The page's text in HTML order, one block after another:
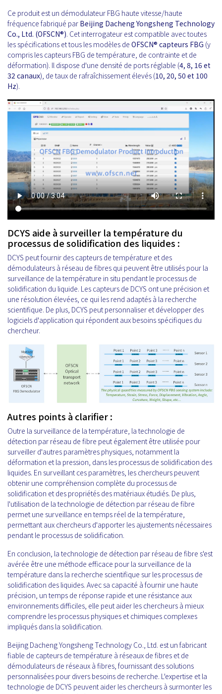
Ce produit est un démodulateur FBG haute vitesse/haute
fréquence fabriqué par Beijing Dacheng Yongsheng Technology
Co., Ltd. (OFSCN®). Cet interrogateur est compatible avec toutes
les spécifications et tous les modèles de OFSCN® capteurs FBG (y
compris les capteurs FBG de température, de contrainte et de
déformation). Il dispose d'une densité de ports réglable (4, 8, 16 et
32 canaux), de taux de rafraîchissement élevés (10, 20, 50 et 100
Hz).
DCYS aide à surveiller la température du
processus de solidification des liquides :
DCYS peut fournir des capteurs de température et des
démodulateurs à réseau de fibres qui peuvent être utilisés pour la
surveillance de la température in situ pendant le processus de
solidification du liquide. Les capteurs de DCYS ont une précision et
une résolution élevées, ce qui les rend adaptés à la recherche
scientifique. De plus, DCYS peut personnaliser et développer des
logiciels d'application qui répondent aux besoins spécifiques du
chercheur.
Autres points à clarifier :
Outre la surveillance de la température, la technologie de
détection par réseau de fibre peut également être utilisée pour
surveiller d'autres paramètres physiques, notamment la
déformation et la pression, dans les processus de solidification des
liquides. En surveillant ces paramètres, les chercheurs peuvent
obtenir une compréhension complète du processus de
solidification et des propriétés des matériaux étudiés. De plus,
l'utilisation de la technologie de détection par réseau de fibre
permet une surveillance en temps réel de la température,
permettant aux chercheurs d'apporter les ajustements nécessaires
pendant le processus de solidification.
En conclusion, la technologie de détection par réseau de fibre s'est
avérée être une méthode efficace pour la surveillance de la
température dans la recherche scientifique sur les processus de
solidification des liquides. Avec sa capacité à fournir une haute
précision, un temps de réponse rapide et une résistance aux
environnements difficiles, elle peut aider les chercheurs à mieux
comprendre les processus physiques et chimiques complexes
impliqués dans la solidification.
Beijing Dacheng Yongsheng Technology Co., Ltd. est un fabricant
fiable de capteurs de température à réseaux de fibres et de
démodulateurs de réseaux à fibres, fournissant des solutions
personnalisées pour divers besoins de recherche. L'expertise et la
technologie de DCYS peuvent aider les chercheurs à surmonter les